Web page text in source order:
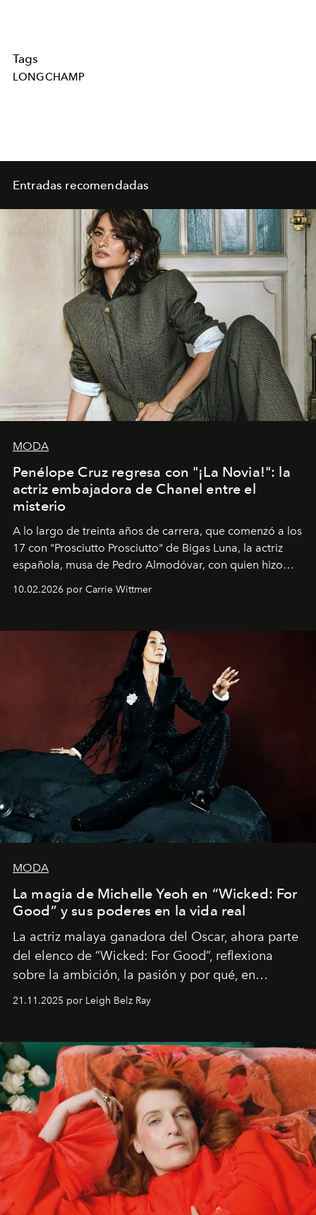
Tags
LONGCHAMP
Entradas recomendadas
MODA
Penélope Cruz regresa con "¡La Novia!": la
actriz embajadora de Chanel entre el
misterio
A lo largo de treinta años de carrera, que comenzó a los
17 con "Prosciutto Prosciutto" de Bigas Luna, la actriz
española, musa de Pedro Almodóvar, con quien hizo
Barcelona", ha dividido su tiempo entre Europa y
dirigida por Maggie Gyllenhaal.
10.02.2026 por Carrie Wittmer
MODA
La magia de Michelle Yeoh en “Wicked: For
Good” y sus poderes en la vida real
La actriz malaya ganadora del Oscar, ahora parte
del elenco de “Wicked: For Good”, reflexiona
sobre la ambición, la pasión y por qué, en
ocasiones, la introspección puede esperar. “Es
importa si no lo entienden’”, confiesa.
21.11.2025 por Leigh Belz Ray